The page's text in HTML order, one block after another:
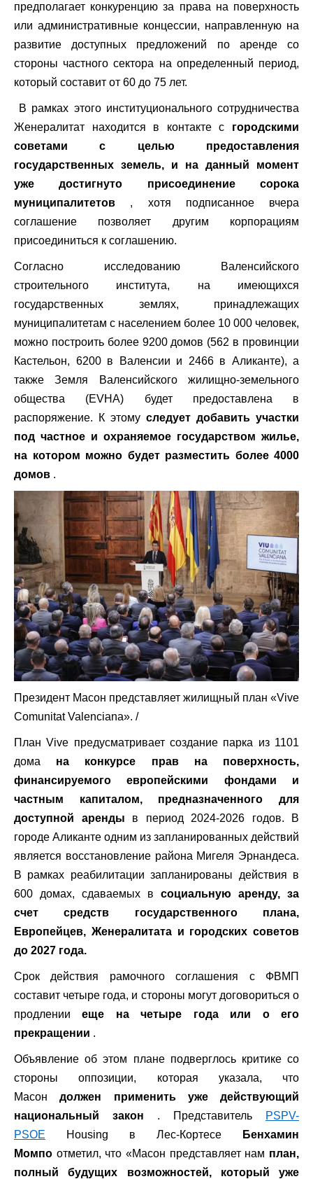
предполагает конкуренцию за права на поверхность
или административные концессии, направленную на
развитие доступных предложений по аренде со
стороны частного сектора на определенный период,
который составит от 60 до 75 лет.
В рамках этого институционального сотрудничества
Женералитат находится в контакте с городскими
советами с целью предоставления
государственных земель, и на данный момент
уже достигнуто присоединение сорока
муниципалитетов , хотя подписанное вчера
соглашение позволяет другим корпорациям
присоединиться к соглашению.
Согласно исследованию Валенсийского
строительного института, на имеющихся
государственных землях, принадлежащих
муниципалитетам с населением более 10 000 человек,
можно построить более 9200 домов (562 в провинции
Кастельон, 6200 в Валенсии и 2466 в Аликанте), а
также Земля Валенсийского жилищно-земельного
общества (EVHA) будет предоставлена ​​в
распоряжение. К этому следует добавить участки
под частное и охраняемое государством жилье,
на котором можно будет разместить более 4000
домов .
Президент Масон представляет жилищный план «Vive
Comunitat Valenciana». /
План Vive предусматривает создание парка из 1101
дома на конкурсе прав на поверхность,
финансируемого европейскими фондами и
частным капиталом, предназначенного для
доступной аренды в период 2024-2026 годов. В
городе Аликанте одним из запланированных действий
является восстановление района Мигеля Эрнандеса.
В рамках реабилитации запланированы действия в
600 домах, сдаваемых в социальную аренду, за
счет средств государственного плана,
Европейцев, Женералитата и городских советов
до 2027 года.
Срок действия рамочного соглашения с ФВМП
составит четыре года, и стороны могут договориться о
продленииеще на четыре года или о его
прекращении .
Объявление об этом плане подверглось критике со
стороны оппозиции, которая указала, что
Масондолжен применить уже действующий
национальный закон . Представитель
PSPV-
PSOE Housing в Лес-Кортесе
Бенхамин
Момпо отметил, что «Масон представляет нам план,
полный будущих возможностей, который уже